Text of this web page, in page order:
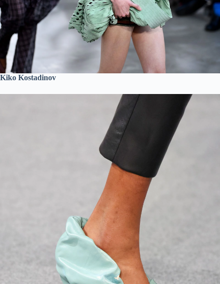
Kiko Kostadinov